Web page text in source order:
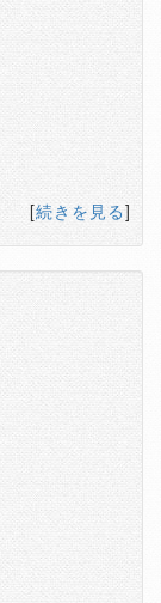
[続きを見る]